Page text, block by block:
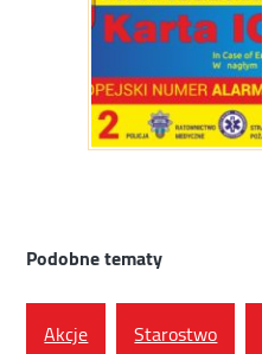
Podobne tematy
Akcje Starostwo